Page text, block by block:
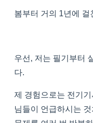
봄부터 거의 1년에
우선, 저는 필기부터
다.
제 경험으로는 전기
님들이 언급하시는